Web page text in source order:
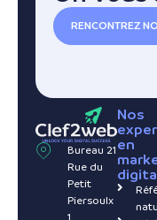
RENCONTREZ
Bureau 21
Rue du
Petit
Piersoulx
1,
Nos
en